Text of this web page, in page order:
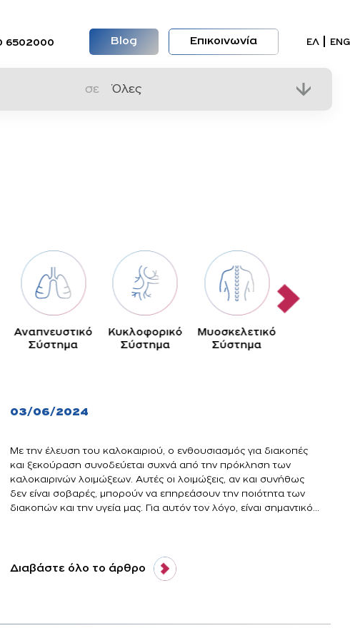
6502000 Blog Επικοινωνία ΕΛ ENG
σε
Αναπνευστικό
Σύστημα
Κυκλοφορικό
Σύστημα
Μυοσκελετικό
Σύστημα
03/06/2024
Με την έλευση του καλοκαιριού, ο ενθουσιασμός για διακοπές
και ξεκούραση συνοδεύεται συχνά από την πρόκληση των
καλοκαιρινών λοιμώξεων. Αυτές οι λοιμώξεις, αν και συνήθως
δεν είναι σοβαρές, μπορούν να επηρεάσουν την ποιότητα των
διακοπών και την υγεία μας. Για αυτόν τον λόγο, είναι σημαντικό...
Διαβάστε όλο το άρθρο